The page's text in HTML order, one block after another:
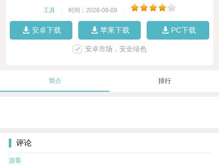
工具 时间：2026-08-09
安卓下载 苹果下载 PC下载
安卓市场，安全绿色
简介 排行
评论
游客